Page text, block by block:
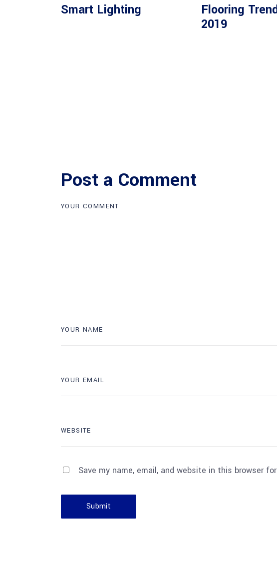
Smart Lighting
Flooring
2019
Post a Comment
Save my name, email, and website in this browser
Submit